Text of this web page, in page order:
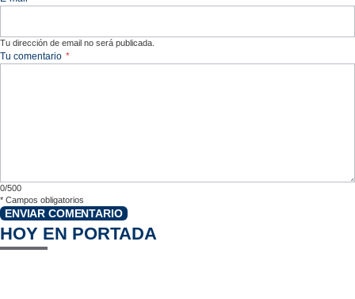
Tu dirección de email no será publicada.
Tu comentario *
0/500
* Campos obligatorios
ENVIAR COMENTARIO
HOY EN PORTADA